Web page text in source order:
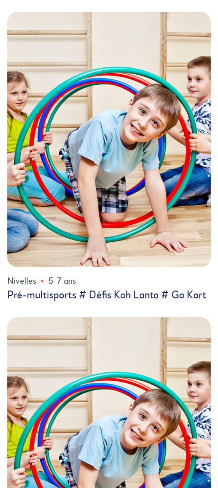
Nivelles 5-7 ans
Pré-multisports # Défis Koh Lanta # Go Kart